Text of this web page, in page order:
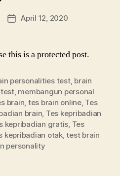
PostApril 12, 2020
this is a protected post.
personalities test, brain
, membangun personal
brain tes brain online, Tes
brain Tes kepribadian
kepribadian gratis Tes
kepribadian otak,test brain
personality